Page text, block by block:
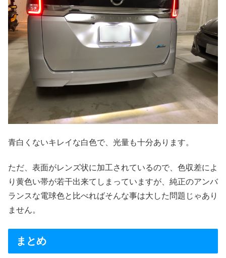
青白くないキレイな白色で、光量も十分あります。
ただ、表面がレンズ状に加工されているので、色収差によ
り黄色い帯が若干出来てしまっていますが、純正のアンバ
ランスな電球色と比べればそんな事は大した問題じゃあり
ません。
まとめ